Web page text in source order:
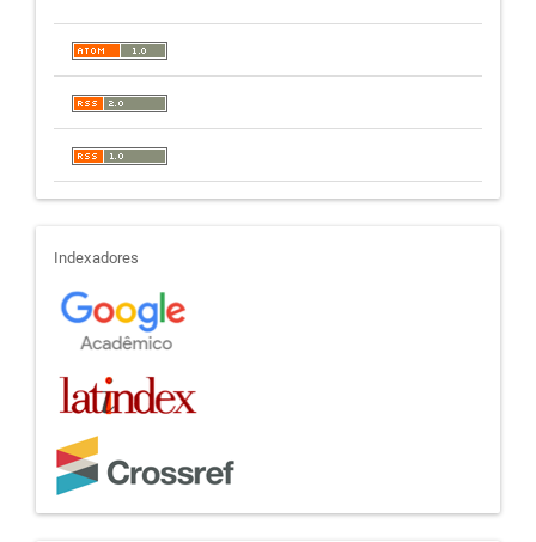
indexadores
Indexadores